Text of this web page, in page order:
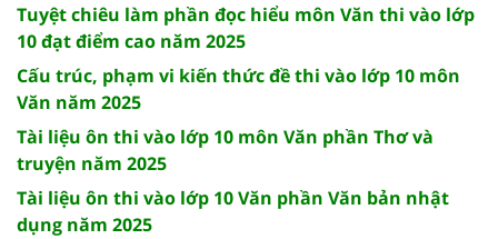
Tuyệt chiêu làm phần đọc hiểu môn Văn thi vào lớp
10 đạt điểm cao năm 2025
Cấu trúc, phạm vi kiến thức đề thi vào lớp 10 môn
Văn năm 2025
Tài liệu ôn thi vào lớp 10 môn Văn phần Thơ và
truyện năm 2025
Tài liệu ôn thi vào lớp 10 Văn phần Văn bản nhật
dụng năm 2025